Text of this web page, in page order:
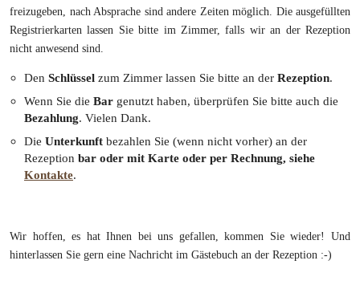
freizugeben, nach Absprache sind andere Zeiten möglich. Die ausgefüllten
Registrierkarten lassen Sie bitte im Zimmer, falls wir an der Rezeption
nicht anwesend sind.
Den Schlüssel zum Zimmer lassen Sie bitte an der Rezeption.
Wenn Sie die Bar genutzt haben, überprüfen Sie bitte auch die
Bezahlung. Vielen Dank.
Die Unterkunft bezahlen Sie (wenn nicht vorher) an der
Rezeption bar oder mit Karte oder per Rechnung, siehe
Kontakte.
Wir hoffen, es hat Ihnen bei uns gefallen, kommen Sie wieder! Und
hinterlassen Sie gern eine Nachricht im Gästebuch an der Rezeption :-)